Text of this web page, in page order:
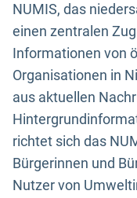
NUMIS, das
einen zentralen
Informationen von
Organisationen in
aus aktuellen
richtet sich das
Bürgerinnen und
Nutzer von